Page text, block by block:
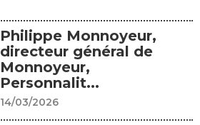
Philippe Monnoyeur,
directeur général de
Monnoyeur,
Personnalit...
14/03/2026